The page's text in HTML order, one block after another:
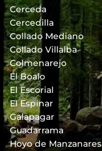
Cerceda
Cercedilla
Collado Mediano
Collado Villalba
Colmenarejo
El Boalo
El Escorial
El Espinar
Galapagar
Guadarrama
Hoyo de Manzanares